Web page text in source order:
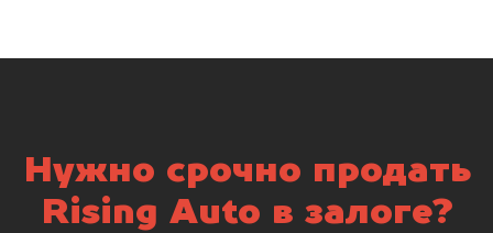
Нужно срочно продать
Rising Auto в залоге?